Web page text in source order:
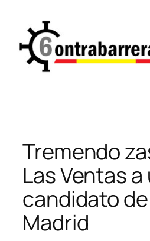
contenido
Tremendo
Las Ventas a
candidato
Madrid